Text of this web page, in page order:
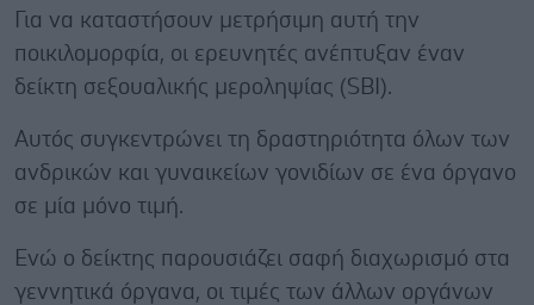
Για να καταστήσουν μετρήσιμη αυτή την
ποικιλομορφία, οι ερευνητές ανέπτυξαν έναν
δείκτη σεξουαλικής μεροληψίας (SBI).
Αυτός συγκεντρώνει τη δραστηριότητα όλων των
ανδρικών και γυναικείων γονιδίων σε ένα όργανο
σε μία μόνο τιμή.
Ενώ ο δείκτης παρουσιάζει σαφή διαχωρισμό στα
γεννητικά όργανα, οι τιμές των άλλων οργάνων